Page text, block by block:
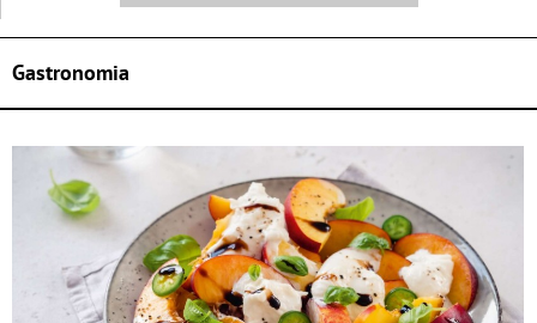
Gastronomia